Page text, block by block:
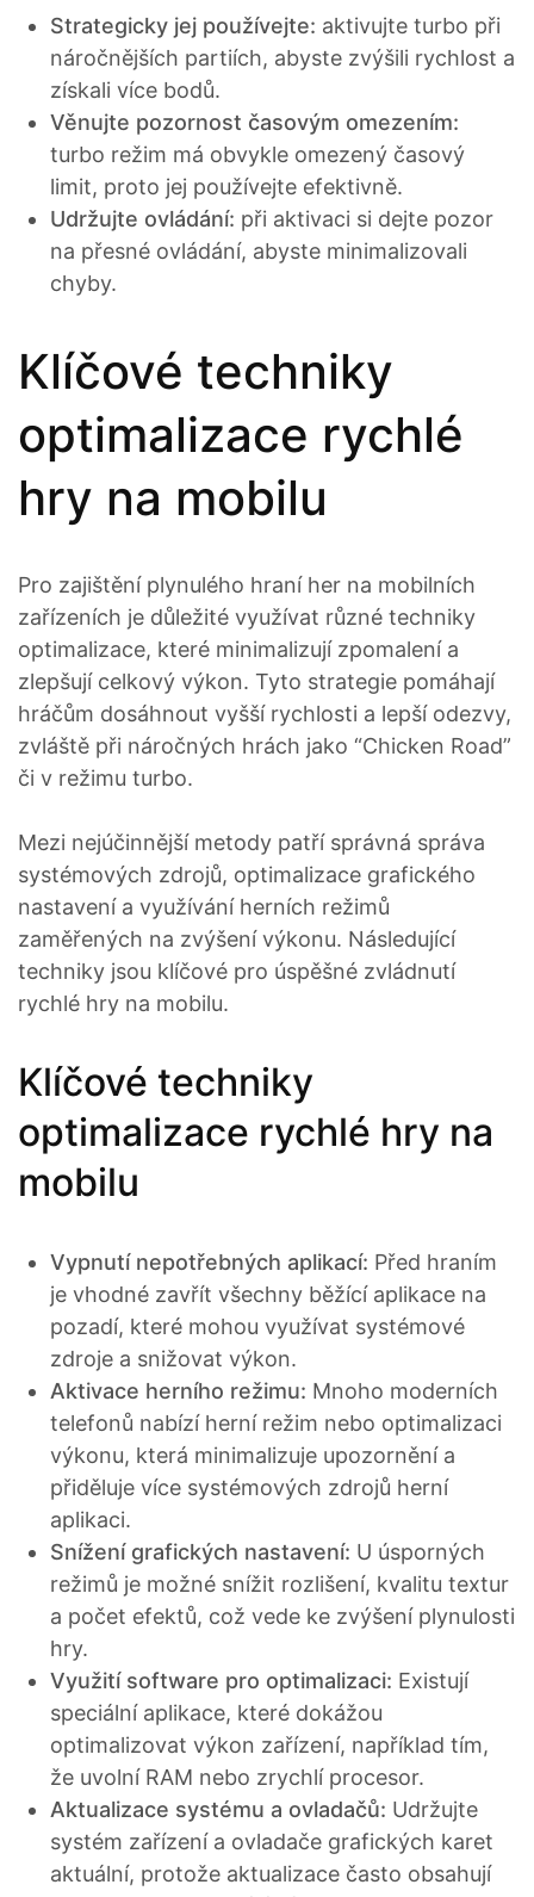
Strategicky jej používejte: aktivujte turbo při
náročnějších partiích, abyste zvýšili rychlost a
získali více bodů.
Věnujte pozornost časovým omezením:
turbo režim má obvykle omezený časový
limit, proto jej používejte efektivně.
Udržujte ovládání: při aktivaci si dejte pozor
na přesné ovládání, abyste minimalizovali
chyby.
Klíčové techniky
optimalizace rychlé
hry na mobilu
Pro zajištění plynulého hraní her na mobilních
zařízeních je důležité využívat různé techniky
optimalizace, které minimalizují zpomalení a
zlepšují celkový výkon. Tyto strategie pomáhají
hráčům dosáhnout vyšší rychlosti a lepší odezvy,
zvláště při náročných hrách jako “Chicken Road”
či v režimu turbo.
Mezi nejúčinnější metody patří správná správa
systémových zdrojů, optimalizace grafického
nastavení a využívání herních režimů
zaměřených na zvýšení výkonu. Následující
techniky jsou klíčové pro úspěšné zvládnutí
rychlé hry na mobilu.
Klíčové techniky
optimalizace rychlé hry na
mobilu
Vypnutí nepotřebných aplikací: Před hraním
je vhodné zavřít všechny běžící aplikace na
pozadí, které mohou využívat systémové
zdroje a snižovat výkon.
Aktivace herního režimu: Mnoho moderních
telefonů nabízí herní režim nebo optimalizaci
výkonu, která minimalizuje upozornění a
přiděluje více systémových zdrojů herní
aplikaci.
Snížení grafických nastavení: U úsporných
režimů je možné snížit rozlišení, kvalitu textur
a počet efektů, což vede ke zvýšení plynulosti
hry.
Využití software pro optimalizaci: Existují
speciální aplikace, které dokážou
optimalizovat výkon zařízení, například tím,
že uvolní RAM nebo zrychlí procesor.
Aktualizace systému a ovladačů: Udržujte
systém zařízení a ovladače grafických karet
aktuální, protože aktualizace často obsahují